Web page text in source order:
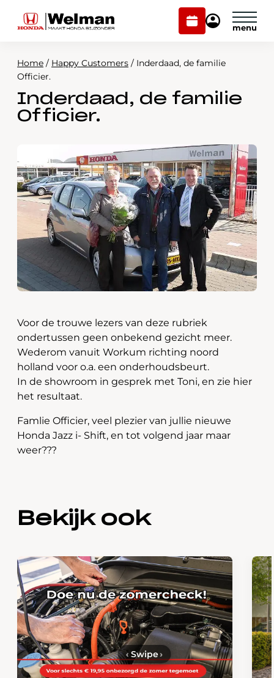
Plan
onderhoud
Mijn
Modellen
Voorraad
Over ons
Webshop
Contact
Plan onderhoud
Home / Happy Customers / Inderdaad, de familie
Officier.
Inderdaad, de familie
Officier.
Voor de trouwe lezers van deze rubriek
ondertussen geen onbekend gezicht meer.
Wederom vanuit Workum richting noord
holland voor o.a. een onderhoudsbeurt.
In de showroom in gesprek met Toni, en zie hier
het resultaat.
Famlie Officier, veel plezier van jullie nieuwe
Honda Jazz i- Shift, en tot volgend jaar maar
weer???
Bekijk ook
‹ Swipe›